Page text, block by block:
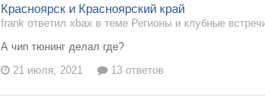
Красноярск и Красноярский край
frank ответил xbax в теме Регионы и клубные
А чип тюнинг делал где?
21 июля, 2021
13 ответов